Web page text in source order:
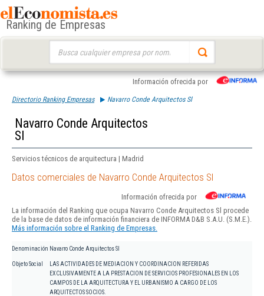
Ranking de Empresas
Información ofrecida por
Directorio Ranking Empresas Navarro Conde Arquitectos Sl
Navarro Conde Arquitectos
Sl
Servicios técnicos de arquitectura | Madrid
Datos comerciales de Navarro Conde Arquitectos Sl
Información ofrecida por
La información del Ranking que ocupa Navarro Conde Arquitectos Sl procede
de la base de datos de información financiera de INFORMA D&B S.A.U. (S.M.E.).
Más información sobre el Ranking de Empresas.
Denominación Navarro Conde Arquitectos Sl
Objeto Social
LAS ACTIVIDADES DE MEDIACION Y COORDINACION REFERIDAS
EXCLUSIVAMENTE A LA PRESTACION DE SERVICIOS PROFESIONALES EN LOS
CAMPOS DE LA ARQUITECTURA Y EL URBANISMO A CARGO DE LOS
ARQUITECTOS SOCIOS.